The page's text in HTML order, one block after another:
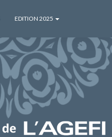
EDITION 2025